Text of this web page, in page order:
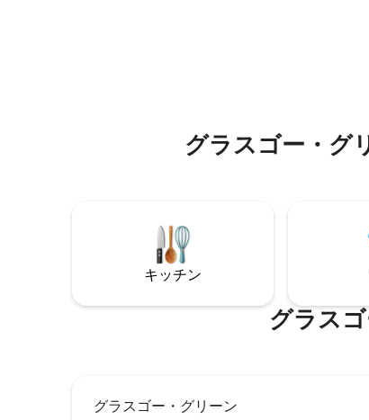
グラスゴー・グ
キッチン
グラス
グラスゴー・グリーン